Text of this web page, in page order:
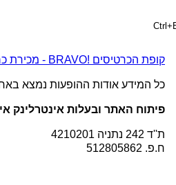
קופת הכרטיסים !BRAVO - מכירת כרטיסים להופעות והצגות © 2005-2026
כל המידע אודות ההופעות נמצא
פיתוח האתר ובעלות אינטרלינק
ת''ד 242 נתניה 4210201
ח.פ. 512805862